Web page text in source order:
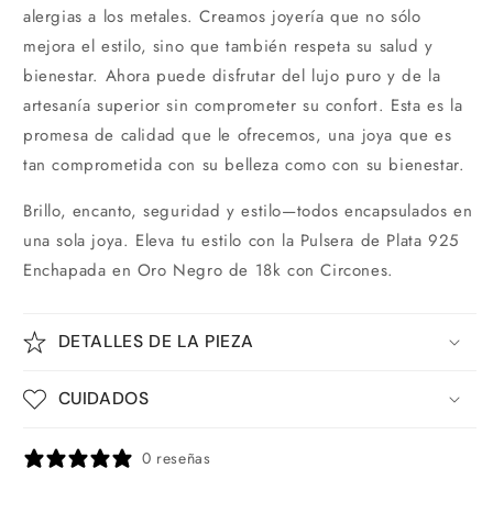
alergias a los metales. Creamos joyería que no sólo
mejora el estilo, sino que también respeta su salud y
bienestar. Ahora puede disfrutar del lujo puro y de la
artesanía superior sin comprometer su confort. Esta es la
promesa de calidad que le ofrecemos, una joya que es
tan comprometida con su belleza como con su bienestar.
Brillo, encanto, seguridad y estilo—todos encapsulados en
una sola joya. Eleva tu estilo con la Pulsera de Plata 925
Enchapada en Oro Negro de 18k con Circones.
DETALLES DE LA PIEZA
CUIDADOS
0 reseñas